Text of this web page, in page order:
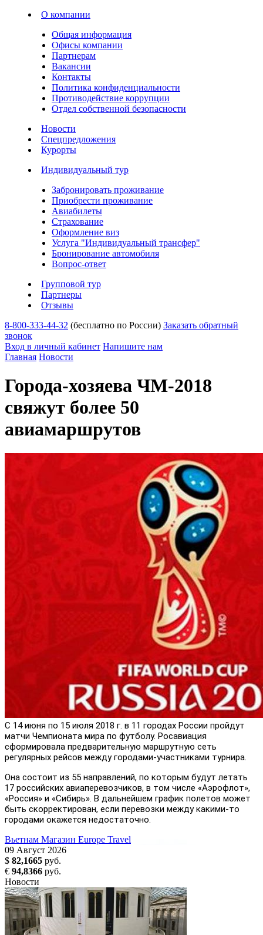
О компании
Общая информация
Офисы компании
Партнерам
Вакансии
Контакты
Политика конфиденциальности
Противодействие коррупции
Отдел собственной безопасности
Новости
Спецпредложения
Курорты
Индивидуальный тур
Забронировать проживание
Приобрести проживание
Авиабилеты
Страхование
Оформление виз
Услуга "Индивидуальный трансфер"
Бронирование автомобиля
Вопрос-ответ
Групповой тур
Партнеры
Отзывы
8-800-333-44-32 (бесплатно по России) Заказать обратный
звонок
Вход в личный кабинет Напишите нам
Главная Новости
Города-хозяева ЧМ-2018
свяжут более 50
авиамаршрутов
С 14 июня по 15 июля 2018 г. в 11 городах России пройдут
матчи Чемпионата мира по футболу. Росавиация
сформировала предварительную маршрутную сеть
регулярных рейсов между городами-участниками турнира.
Она состоит из 55 направлений, по которым будут летать
17 российских авиаперевозчиков, в том числе «Аэрофлот»,
«Россия» и «Сибирь». В дальнейшем график полетов может
быть скорректирован, если перевозки между какими-то
городами окажется недостаточно.
Вьетнам Магазин Europe Travel
09 Август 2026
$ 82,1665 руб.
€ 94,8366 руб.
Новости